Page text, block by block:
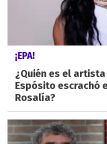
¡EPA!
¿Quién es el
Espósito escrachó
Rosalía?